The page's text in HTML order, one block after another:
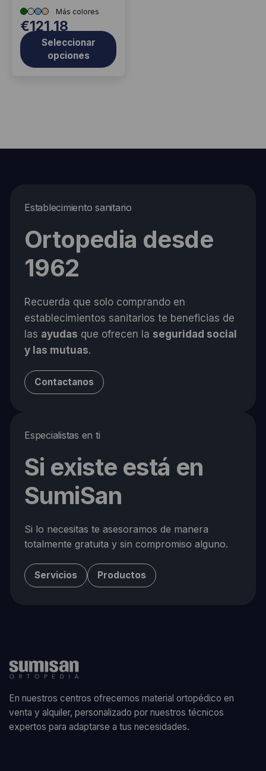
€121,18
Seleccionar
opciones
página
de
producto
Establecimiento sanitario
Ortopedia desde
1962
Recuerda que solo comprando en
establecimientos sanitarios te beneficias de
las ayudas que ofrecen la seguridad social
y las mutuas.
Contactanos
Especialistas en ti
Si existe está en
SumiSan
Si lo necesitas te asesoramos de manera
totalmente gratuita y sin compromiso alguno.
Servicios Productos
En nuestros centros ofrecemos material ortopédico en
venta y alquiler, personalizado por nuestros técnicos
expertos para adaptarse a tus necesidades.